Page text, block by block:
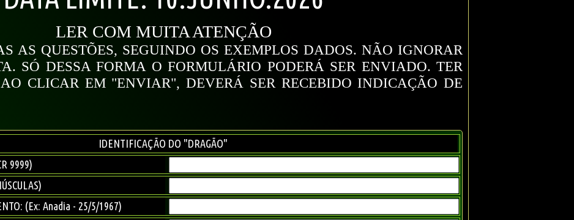
IDENTIFICAÇÃO DO "DRAGÃO"
9999)
(Ex: Anadia - 25/5/1967)
LER COM MUITA ATENÇÃO
AS QUESTÕES, SEGUINDO OS EXEMPLOS DADOS. NÃO IGNORAR
SÓ DESSA FORMA O FORMULÁRIO PODERÁ SER ENVIADO. TER
CLICAR EM "ENVIAR", DEVERÁ SER RECEBIDO INDICAÇÃO DE